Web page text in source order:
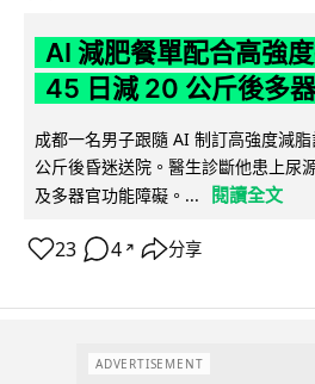
AI 減肥餐單配合高強
45 日減 20 公斤後多
成都一名男子跟隨 AI 制訂高強度減
公斤後昏迷送院。醫生診斷他患上尿
及多器官功能障礙。...
閱讀全文
23 4 ↗ 分享
ADVERTISEMENT